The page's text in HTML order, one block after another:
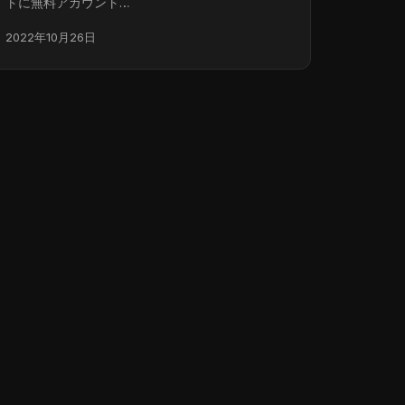
2022年10月26日